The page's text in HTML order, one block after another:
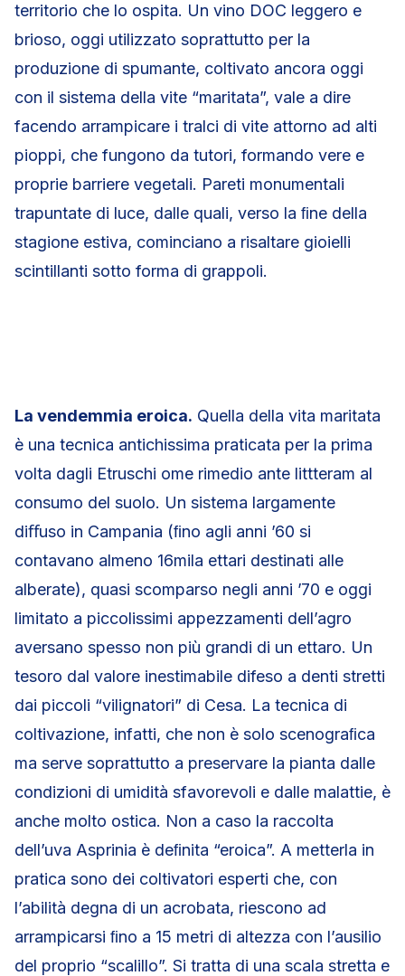
territorio che lo ospita. Un vino DOC leggero e
brioso, oggi utilizzato soprattutto per la
produzione di spumante, coltivato ancora oggi
con il sistema della vite “maritata”, vale a dire
facendo arrampicare i tralci di vite attorno ad alti
pioppi, che fungono da tutori, formando vere e
proprie barriere vegetali. Pareti monumentali
trapuntate di luce, dalle quali, verso la ﬁne della
stagione estiva, cominciano a risaltare gioielli
scintillanti sotto forma di grappoli.
La vendemmia eroica. Quella della vita maritata
è una tecnica antichissima praticata per la prima
volta dagli Etruschi ome rimedio ante littteram al
consumo del suolo. Un sistema largamente
diﬀuso in Campania (ﬁno agli anni ’60 si
contavano almeno 16mila ettari destinati alle
alberate), quasi scomparso negli anni ’70 e oggi
limitato a piccolissimi appezzamenti dell’agro
aversano spesso non più grandi di un ettaro. Un
tesoro dal valore inestimabile difeso a denti stretti
dai piccoli “vilignatori” di Cesa. La tecnica di
coltivazione, infatti, che non è solo scenograﬁca
ma serve soprattutto a preservare la pianta dalle
condizioni di umidità sfavorevoli e dalle malattie, è
anche molto ostica. Non a caso la raccolta
dell’uva Asprinia è deﬁnita “eroica”. A metterla in
pratica sono dei coltivatori esperti che, con
l’abilità degna di un acrobata, riescono ad
arrampicarsi ﬁno a 15 metri di altezza con l’ausilio
del proprio “scalillo”. Si tratta di una scala stretta e